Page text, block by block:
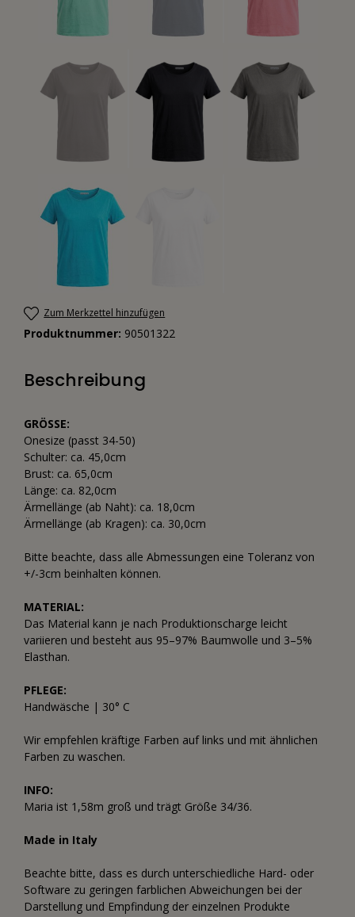
Zum Merkzettel hinzufügen
Produktnummer: 90501322
Beschreibung
GRÖSSE:
Onesize (passt 34-50)
Schulter: ca. 45,0cm
Brust: ca. 65,0cm
Länge: ca. 82,0cm
Ärmellänge (ab Naht): ca. 18,0cm
Ärmellänge (ab Kragen): ca. 30,0cm
Bitte beachte, dass alle Abmessungen eine Toleranz von
+/-3cm beinhalten können.
MATERIAL:
Das Material kann je nach Produktionscharge leicht
variieren und besteht aus 95–97% Baumwolle und 3–5%
Elasthan.
PFLEGE:
Handwäsche | 30° C
Wir empfehlen kräftige Farben auf links und mit ähnlichen
Farben zu waschen.
INFO:
Maria ist 1,58m groß und trägt Größe 34/36.
Made in Italy
Beachte bitte, dass es durch unterschiedliche Hard- oder
Software zu geringen farblichen Abweichungen bei der
Darstellung und Empfindung der einzelnen Produkte